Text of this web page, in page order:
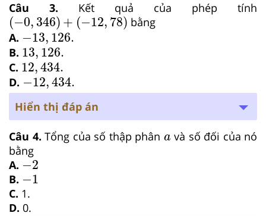
Câu 3. Kết quả của phép tính
(−0, 346) + (−12, 78)
−0,346+− 12,78
bằng
A. −13, 126.
13 126.
B. 13, 126.
13,126.
C. 12,434.
12, 434.
D. −12,434.
−12,434.
Hiển thị đáp án
Câu 4. Tổng của số thập phân a
a và số đối của nó
bằng
A. −2
-2
B. −1
1
C. 1.
D. 0.